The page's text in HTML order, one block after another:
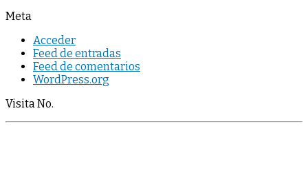
Meta
Acceder
Feed de entradas
Feed de comentarios
WordPress.org
Visita No.